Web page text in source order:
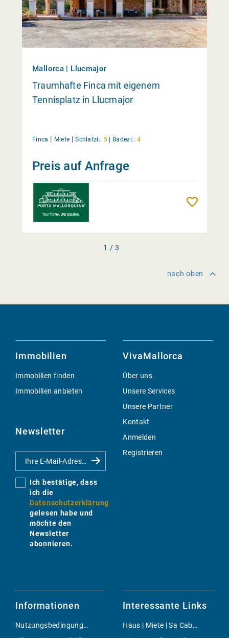
Mallorca | Llucmajor
Traumhafte Finca mit eigenem
Tennisplatz in Llucmajor
Finca | Miete |Schlafzi.: 5| Badezi.: 4
Preis auf Anfrage
1 / 3
nach oben
Immobilien
Immobilien finden
Immobilien anbieten
Newsletter
Ich bestätige, dass
ich die
Datenschutzerklärung
gelesen habe und
möchte den
Newsletter
abonnieren.
VivaMallorca
Über uns
Unsere Services
Unsere Partner
Kontakt
Anmelden
Registrieren
Informationen
Nutzungsbedingungen
Interessante Links
Haus | Miete | Sa Cabaneta